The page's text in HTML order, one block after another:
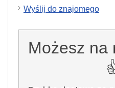
Wyślij do znajomego
Możesz na